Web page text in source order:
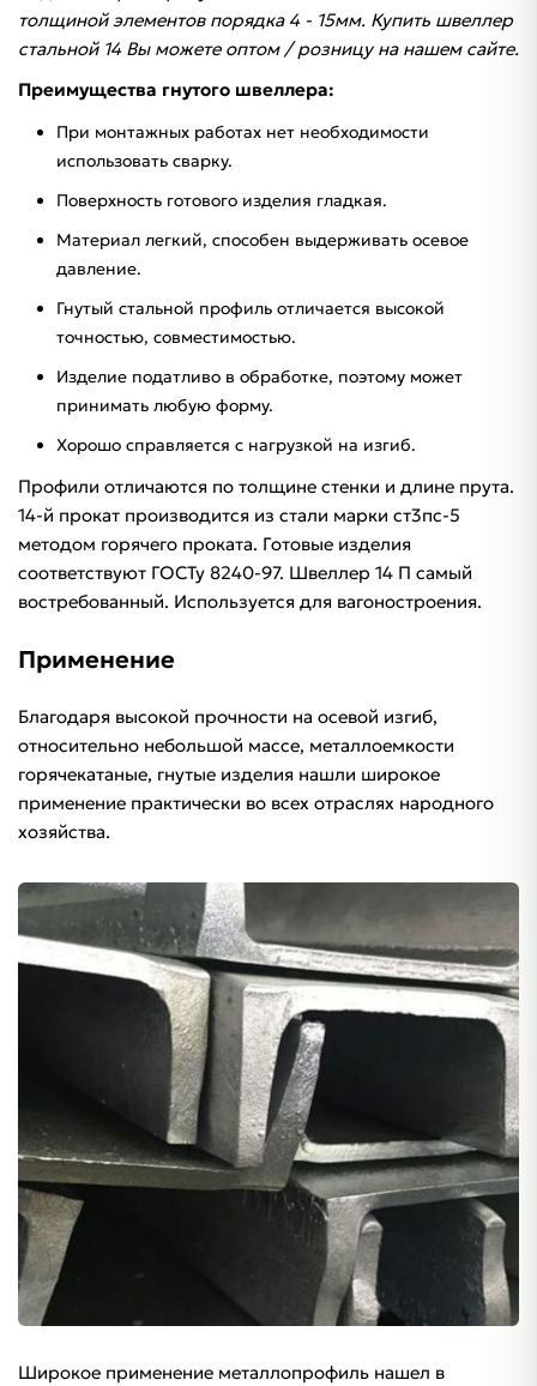
толщиной элементов порядка 4 - 15мм. Купить швеллер
стальной 14 Вы можете оптом / розницу на нашем сайте.
Преимущества гнутого швеллера:
При монтажных работах нет необходимости
использовать сварку.
Поверхность готового изделия гладкая.
Материал легкий, способен выдерживать осевое
давление.
Гнутый стальной профиль отличается высокой
точностью, совместимостью.
Изделие податливо в обработке, поэтому может
принимать любую форму.
Хорошо справляется с нагрузкой на изгиб.
Профили отличаются по толщине стенки и длине прута.
14-й прокат производится из стали марки ст3пс-5
методом горячего проката. Готовые изделия
соответствуют ГОСТу 8240-97. Швеллер 14 П самый
востребованный. Используется для вагоностроения.
Применение
Благодаря высокой прочности на осевой изгиб,
относительно небольшой массе, металлоемкости
горячекатаные, гнутые изделия нашли широкое
применение практически во всех отраслях народного
хозяйства.
Широкое применение металлопрофиль нашел в